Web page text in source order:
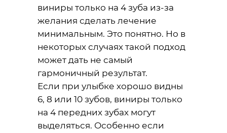
виниры только на 4 зуба из-за
желания сделать лечение
минимальным. Это понятно. Но в
некоторых случаях такой подход
может дать не самый
гармоничный результат.
Если при улыбке хорошо видны
6, 8 или 10 зубов, виниры только
на 4 передних зубах могут
выделяться. Особенно если